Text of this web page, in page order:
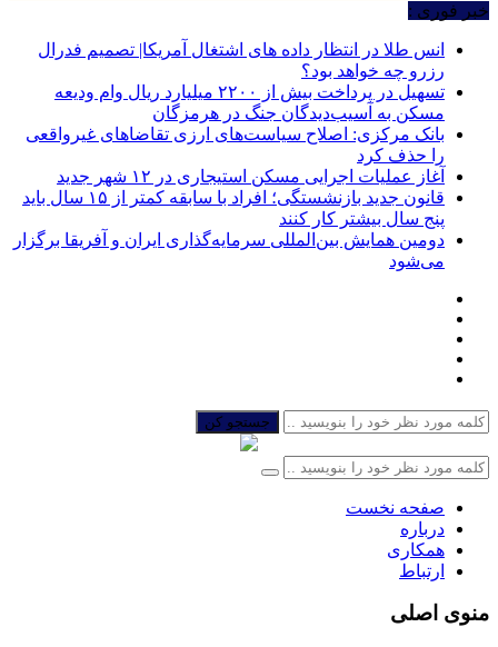
خبر فوری :
انس طلا در انتظار داده های اشتغال آمریکا| تصمیم فدرال
رزرو چه خواهد بود؟
تسهیل در پرداخت بیش از ۲۲۰۰ میلیارد ریال وام ودیعه
مسکن به آسیب‌دیدگان جنگ در هرمزگان
بانک مرکزی: اصلاح سیاست‌های ارزی تقاضاهای غیرواقعی
را حذف کرد
آغاز عملیات اجرایی مسکن استیجاری در ۱۲ شهر جدید
قانون جدید بازنشستگی؛ افراد با سابقه کمتر از ۱۵ سال باید
پنج سال بیشتر کار کنند
دومین همایش بین‌المللی سرمایه‌گذاری ایران و آفریقا برگزار
می‌شود
جستجو کن
صفحه نخست
درباره
همکاری
ارتباط
منوی اصلی